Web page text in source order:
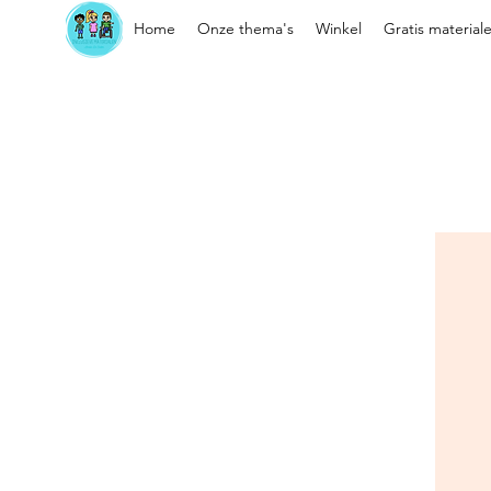
Home Onze thema's Winkel Gratis